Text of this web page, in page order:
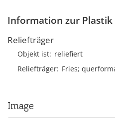
Information zur Plastik
Reliefträger
Objekt ist reliefiert
Reliefträger Fries;
Image